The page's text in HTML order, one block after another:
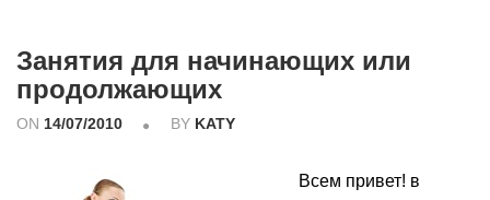
Занятия для начинающих или
продолжающих
ON 14/07/2010 BY KATY
Всем привет! в